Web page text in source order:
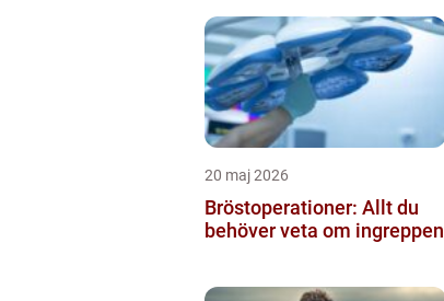
20 maj 2026
Bröstoperationer: Allt du
behöver veta om ingreppen